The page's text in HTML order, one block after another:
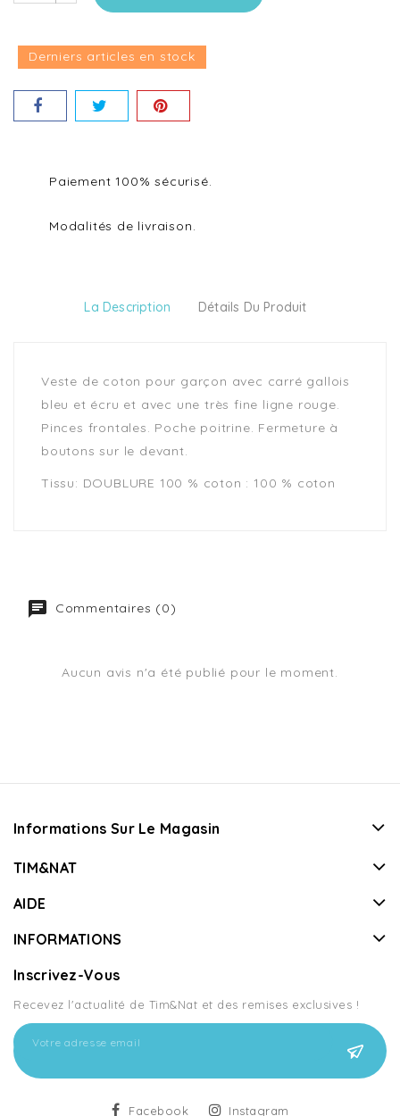
Derniers articles en stock
Paiement 100% sécurisé.
Modalités de livraison.
La Description Détails Du Produit
Veste de coton pour garçon avec carré gallois
bleu et écru et avec une très fine ligne rouge.
Pinces frontales. Poche poitrine. Fermeture à
boutons sur le devant.
Tissu: DOUBLURE 100 % coton : 100 % coton
Commentaires (0)
Aucun avis n'a été publié pour le moment.
Informations Sur Le Magasin
TIM&NAT
AIDE
INFORMATIONS
Inscrivez-Vous
Recevez l'actualité de Tim&Nat et des remises exclusives !
Facebook Instagram